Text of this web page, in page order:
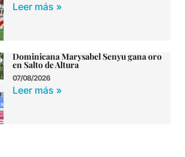
Leer más »
Dominicana Marysabel Senyu gana oro
en Salto de Altura
07/08/2026
Leer más »